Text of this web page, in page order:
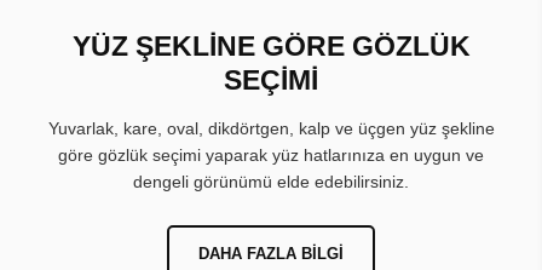
YÜZ ŞEKLİNE GÖRE GÖZLÜK
SEÇİMİ
Yuvarlak, kare, oval, dikdörtgen, kalp ve üçgen yüz şekline
göre gözlük seçimi yaparak yüz hatlarınıza en uygun ve
dengeli görünümü elde edebilirsiniz.
DAHA FAZLA BILGI